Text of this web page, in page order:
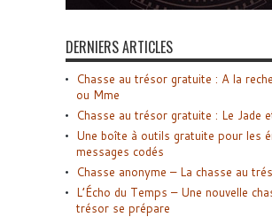
DERNIERS ARTICLES
Chasse au trésor gratuite : A la
ou Mme
Chasse au trésor gratuite : Le Jade
Une boîte à outils gratuite pour les
messages codés
Chasse anonyme – La chasse au
L’Écho du Temps – Une nouvelle
trésor se prépare